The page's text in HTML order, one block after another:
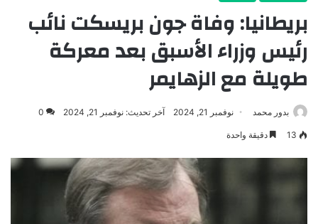
بريطانيا: وفاة جون بريسكت نائب
رئيس وزراء الأسبق بعد معركة
طويلة مع الزهايمر
بدور محمد نوفمبر 21, 2024 آخر تحديث: نوفمبر 21, 2024 0
13 دقيقة واحدة